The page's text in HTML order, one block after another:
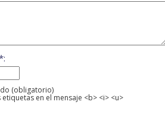
(obligatorio)
en el mensaje <b> <i> <u>